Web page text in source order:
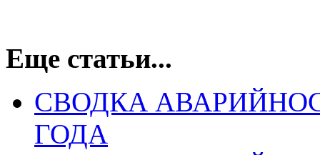
Еще статьи...
СВОДКА
ГОДА